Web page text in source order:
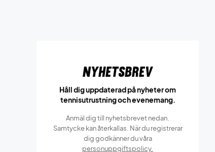
Nyhetsbrev
Håll dig uppdaterad på nyheter om
tennisutrustning och evenemang.
Anmäl dig till nyhetsbrevet nedan.
Samtycke kan återkallas. När du registrerar
dig godkänner du våra
personuppgiftspolicy.